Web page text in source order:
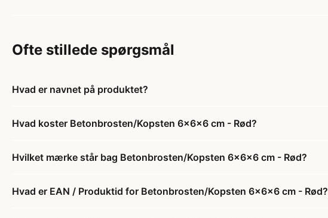
Ofte stillede spørgsmål
Hvad er navnet på produktet?
Hvad koster Betonbrosten/Kopsten 6x6x6 cm - Rød?
Hvilket mærke står bag Betonbrosten/Kopsten 6x6x6 cm - Rød?
Hvad er EAN / Produktid for Betonbrosten/Kopsten 6x6x6 cm - Rød?